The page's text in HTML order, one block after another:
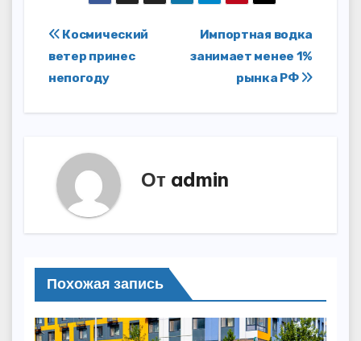
Навигация
по
записям
Импортная водка
занимает менее 1%
рынка РФ
Космический
ветер принес
непогоду
От admin
Похожая запись